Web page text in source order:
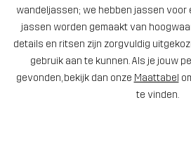
wandeljassen; we hebben jassen voor
jassen worden gemaakt van
details en ritsen zijn zorgvuldig
gebruik aan te kunnen. Als je jouw
gevonden, bekijk dan onze Maattabel
te vinden.